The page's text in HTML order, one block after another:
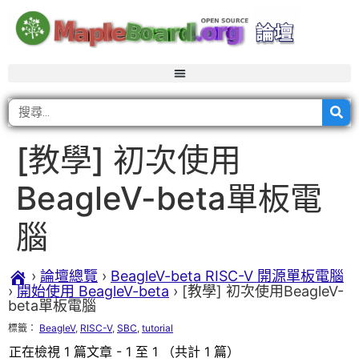
[教學] 初次使用
BeagleV-beta單板電
腦
› 論壇總覽 › BeagleV-beta RISC-V 開源單板電腦
› 開始使用 BeagleV-beta › [教學] 初次使用BeagleV-
beta單板電腦
標籤： BeagleV, RISC-V, SBC, tutorial
正在檢視 1 篇文章 - 1 至 1 （共計 1 篇）